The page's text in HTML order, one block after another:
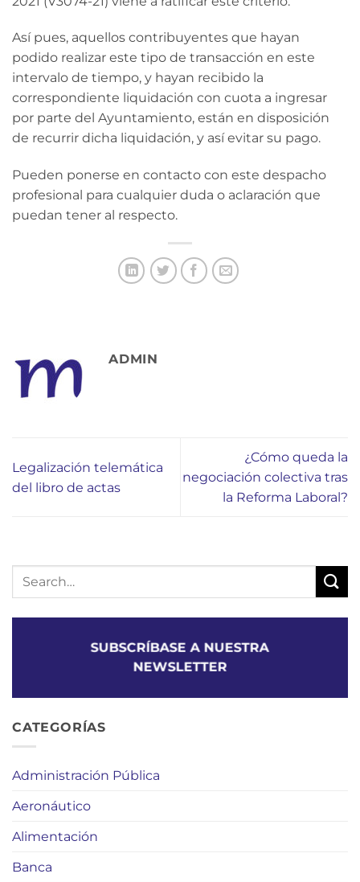
Así pues, aquellos contribuyentes que hayan
podido realizar este tipo de transacción en este
intervalo de tiempo, y hayan recibido la
correspondiente liquidación con cuota a ingresar
por parte del Ayuntamiento, están en disposición
de recurrir dicha liquidación, y así evitar su pago.
Pueden ponerse en contacto con este despacho
profesional para cualquier duda o aclaración que
puedan tener al respecto.
ADMIN
Legalización telemática
del libro de actas
¿Cómo queda la
negociación colectiva tras
la Reforma Laboral?
SUBSCRÍBASE A NUESTRA
NEWSLETTER
CATEGORÍAS
Administración Pública
Aeronáutico
Alimentación
Banca